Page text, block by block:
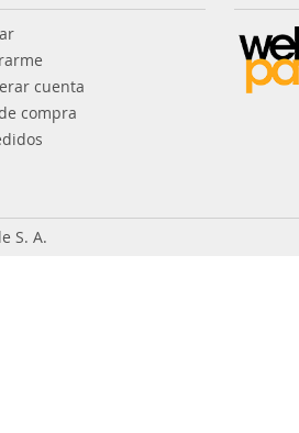
cuenta
compra
S. A.